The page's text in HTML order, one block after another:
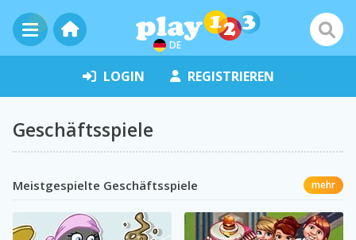
DE
LOGIN REGISTRIEREN
Geschäftsspiele
Meistgespielte Geschäftsspiele mehr